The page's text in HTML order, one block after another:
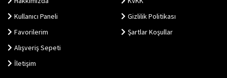
Kullanıcı Paneli
Favorilerim
Alışveriş Sepeti
İletişim
Gizlilik Politikası
Şartlar Koşullar